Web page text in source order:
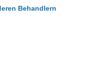
Behandlern